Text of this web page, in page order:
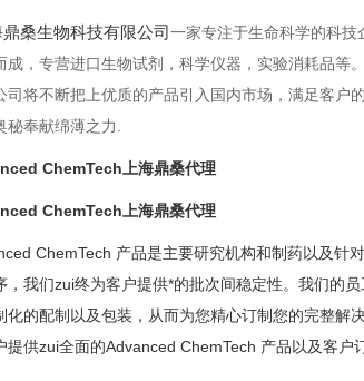
桑生物科技有限公司 一家专注于生命科学的科技
成，专营进口生物试剂，科学仪器，实验消耗品等。
司将不断把上优质的产品引入国内市场，满足客户
秘奉献绵薄之力.
ChemTech上海鼎桑代理
ChemTech上海鼎桑代理
ChemTech 产品是主要研究机构和制药以及针
，我们zui终为客户提供*的批次间稳定性。我们的
化的配制以及包装，从而为您精心订制您的完整解
提供zui全面的Advanced ChemTech 产品以及客户